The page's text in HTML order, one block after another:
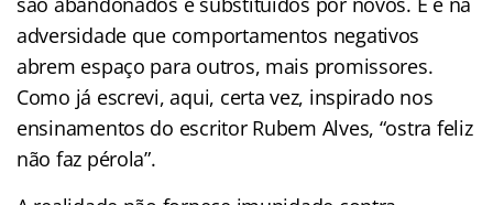
adversidade que comportamentos negativos
abrem espaço para outros, mais promissores.
Como já escrevi, aqui, certa vez, inspirado nos
ensinamentos do escritor Rubem Alves, “ostra feliz
não faz pérola”.